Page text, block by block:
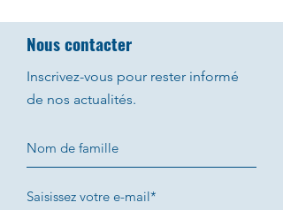
Nous contacter
Inscrivez-vous pour rester informé
de nos actualités.